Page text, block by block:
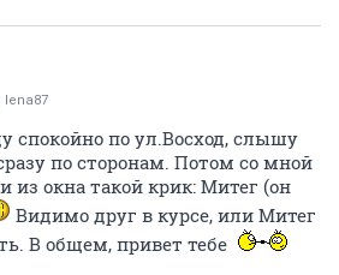
lena87
спокойно по ул.Восход, слышу
по сторонам. Потом со мной
из окна такой крик: Митег (он
Видимо друг в курсе, или Митег
В общем, привет тебе